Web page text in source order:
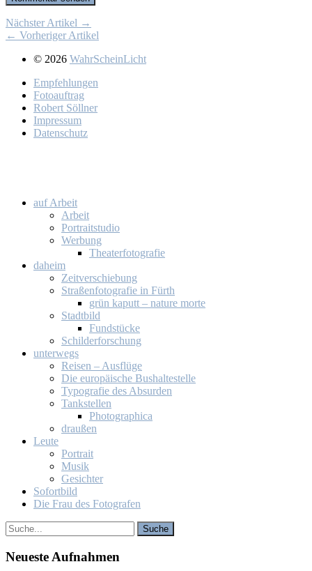
Nächster Artikel →
← Vorheriger Artikel
© 2026 WahrScheinLicht
Emp­feh­lun­gen
Fo­to­auf­trag
Ro­bert Söll­ner
Im­pres­sum
Da­ten­schutz
auf Ar­beit
Ar­beit
Por­trait­stu­dio
Wer­bung
Thea­ter­fo­to­gra­fie
da­heim
Zeit­ver­schie­bung
Stra­ßen­fo­to­gra­fie in Fürth
grün ka­putt – na­tu­re mor­te
Stadt­bild
Fund­stü­cke
Schil­der­for­schung
un­ter­wegs
Rei­sen – Aus­flü­ge
Die eu­ro­päi­sche Bus­hal­te­stel­le
Ty­po­gra­fie des Ab­sur­den
Tank­stel­len
Pho­to­gra­phi­ca
drau­ßen
Leu­te
Por­trait
Mu­sik
Ge­sich­ter
So­fort­bild
Die Frau des Fo­to­gra­fen
Neu­es­te Auf­nah­men